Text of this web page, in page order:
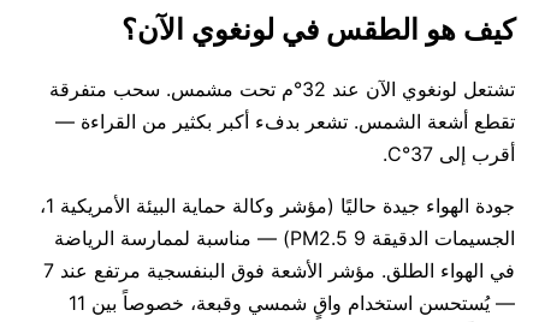
كيف هو الطقس في لونغوي الآن؟
تشتعل لونغوي الآن عند 32°م تحت مشمس. سحب متفرقة
تقطع أشعة الشمس. تشعر بدفء أكبر بكثير من القراءة —
أقرب إلى 37°C.
جودة الهواء جيدة حاليًا (مؤشر وكالة حماية البيئة الأمريكية 1،
الجسيمات الدقيقة PM2.5 9) — مناسبة لممارسة الرياضة
في الهواء الطلق. مؤشر الأشعة فوق البنفسجية مرتفع عند 7
— يُستحسن استخدام واقٍ شمسي وقبعة، خصوصاً بين 11